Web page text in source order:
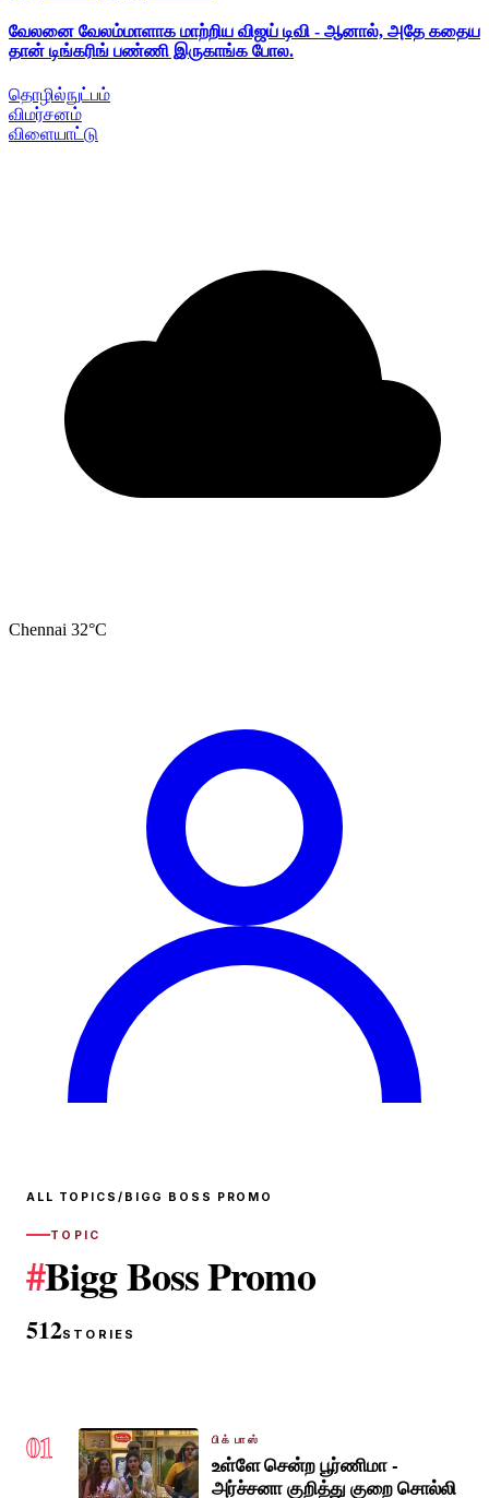
வேலனை வேலம்மாளாக மாற்றிய விஜய் டிவி - ஆனால், அதே கதைய
தான் டிங்கரிங் பண்ணி இருகாங்க போல.
தொழில்நுட்பம்
விமர்சனம்
விளையாட்டு
Chennai 32°C
ALL TOPICS / BIGG BOSS PROMO
TOPIC
#Bigg Boss Promo
512STORIES
01 பிக் பாஸ்
உள்ளே சென்ற பூர்ணிமா -
அர்ச்சனா குறித்து குறை சொல்லி